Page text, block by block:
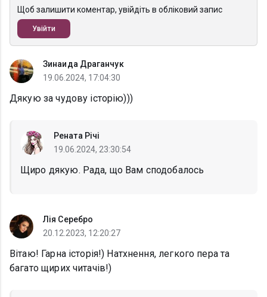
Щоб залишити коментар, увійдіть в обліковий запис
Увійти
Зинаида Драганчук
19.06.2024, 17:04:30
Дякую за чудову історію)))
Рената Річі
19.06.2024, 23:30:54
Щиро дякую. Рада, що Вам сподобалось
Лія Серебро
20.12.2023, 12:20:27
Вітаю! Гарна історія!) Натхнення, легкого пера та
багато щирих читачів!)